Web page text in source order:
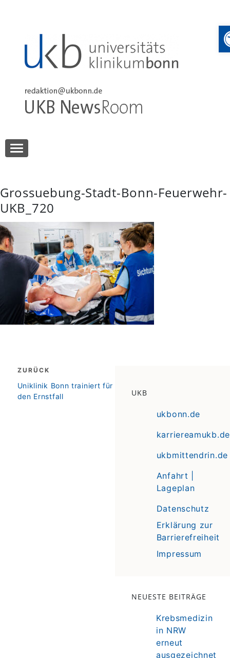
UKB NewsRoom
Grossuebung-Stadt-Bonn-Feuerwehr-
UKB_720
Beitragsnavigation
ZURÜCK
zurück
Uniklinik Bonn trainiert für
den Ernstfall
UKB
ukbonn.de
karriereamukb.de
ukbmittendrin.de
Anfahrt |
Lageplan
Datenschutz
Erklärung zur
Barrierefreiheit
Impressum
NEUESTE BEITRÄGE
Krebsmedizin
in NRW
erneut
ausgezeichnet